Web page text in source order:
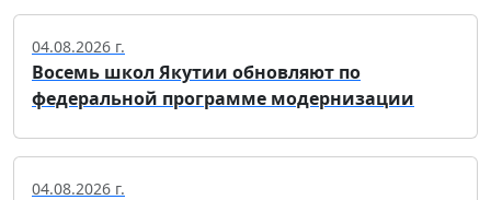
04.08.2026 г.
Восемь школ Якутии обновляют по
федеральной программе модернизации
04.08.2026 г.